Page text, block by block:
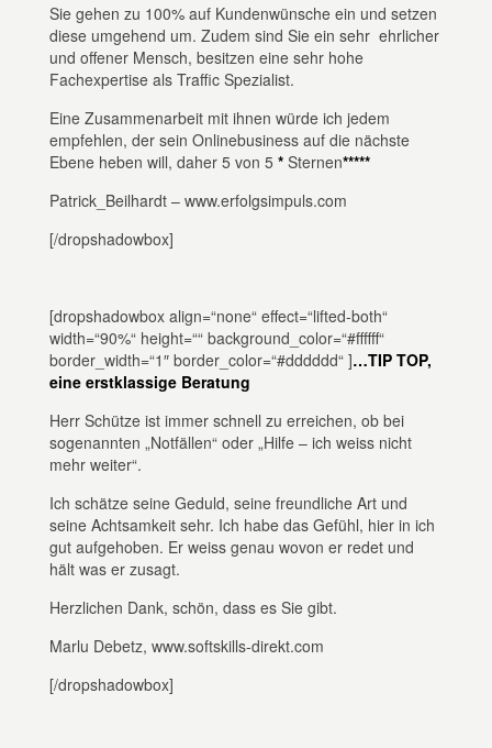
Sie gehen zu 100% auf Kundenwünsche ein und setzen
diese umgehend um. Zudem sind Sie ein sehr ehrlicher
und offener Mensch, besitzen eine sehr hohe
Fachexpertise als Traffic Spezialist.
Eine Zusammenarbeit mit ihnen würde ich jedem
empfehlen, der sein Onlinebusiness auf die nächste
Ebene heben will, daher 5 von 5* Sternen*****
Patrick_Beilhardt – www.erfolgsimpuls.com
[/dropshadowbox]
[dropshadowbox align=“none“ effect=“lifted-both“
width=“90%“ height=““ background_color=“#ffffff“
border_width=“1″ border_color=“#dddddd“ ]…TIP TOP,
eine erstklassige Beratung
Herr Schütze ist immer schnell zu erreichen, ob bei
sogenannten „Notfällen“ oder „Hilfe – ich weiss nicht
mehr weiter“.
Ich schätze seine Geduld, seine freundliche Art und
seine Achtsamkeit sehr. Ich habe das Gefühl, hier in ich
gut aufgehoben. Er weiss genau wovon er redet und
hält was er zusagt.
Herzlichen Dank, schön, dass es Sie gibt.
Marlu Debetz, www.softskills-direkt.com
[/dropshadowbox]